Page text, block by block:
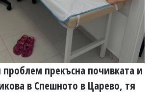
проблем прекъсна почивката и
в Спешното в Царево, тя